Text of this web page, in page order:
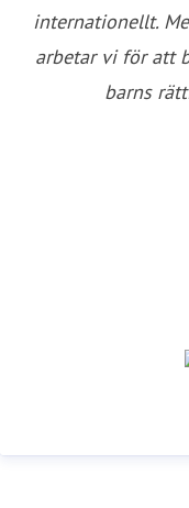
internationellt.
arbetar vi för att
barns